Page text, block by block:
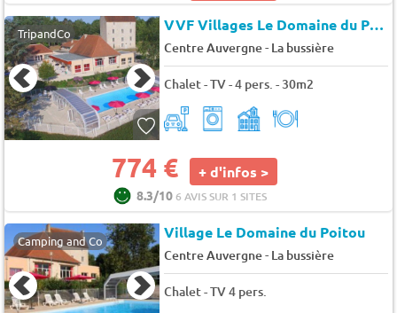
TripandCo VVF Villages Le Domaine du Poitou
Centre Auvergne- La bussière
Chalet - TV - 4 pers. - 30m2
774 € + d'infos >
8.3/106 AVIS SUR 1 SITES
Camping and Co Village Le Domaine du Poitou
Centre Auvergne- La bussière
Chalet - TV 4 pers.